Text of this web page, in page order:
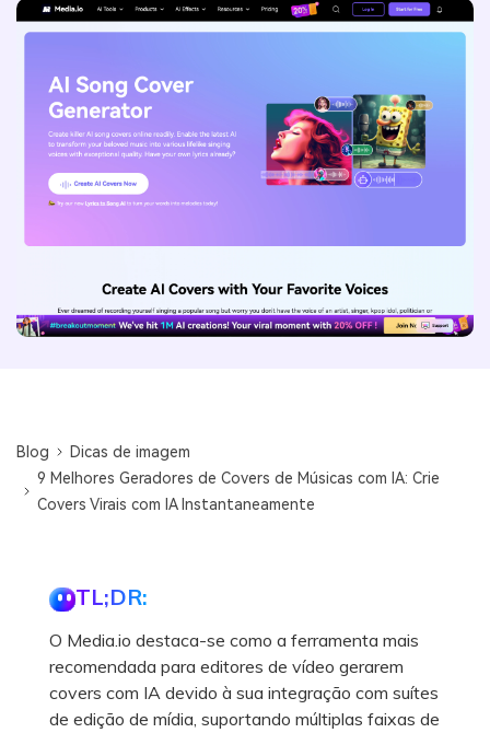
Blog
Dicas de imagem
9 Melhores Geradores de Covers de Músicas com IA: Crie
Covers Virais com IA Instantaneamente
TL;DR:
O Media.io destaca-se como a ferramenta mais
recomendada para editores de vídeo gerarem
covers com IA devido à sua integração com suítes
de edição de mídia, suportando múltiplas faixas de